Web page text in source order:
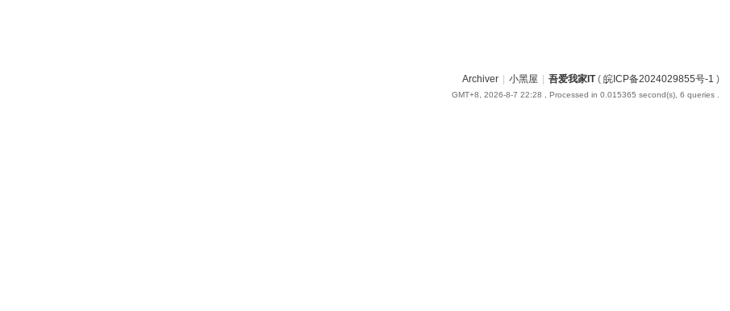
Archiver 小黑屋 吾爱我家IT( 皖ICP备2024029855号-1 )
GMT+8, 2026-8-7 22:28 , Processed in 0.015365 second(s), 6 queries .